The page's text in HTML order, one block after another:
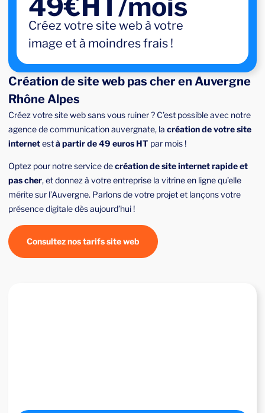
Création de site web pas cher en Auvergne
Rhône Alpes
Créez votre site web sans vous ruiner ? C’est possible avec notre
agence de communication auvergnate, la création de votre site
internetestà partir de 49 euros HT par mois !
Optez pour notre service decréation de site internet rapide et
pas cher, et donnez à votre entreprise la vitrine en ligne qu’elle
mérite sur l’Auvergne. Parlons de votre projet et lançons votre
présence digitale dès aujourd’hui !
Consultez nos tarifs site web
49€HT/mois
Créez votre site web à votre
image et à moindres frais !